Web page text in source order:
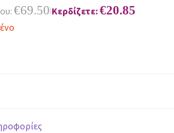
€69.50|Κερδίζετε:€20.85